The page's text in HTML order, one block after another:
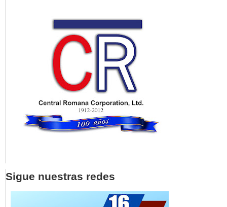
Sigue nuestras redes